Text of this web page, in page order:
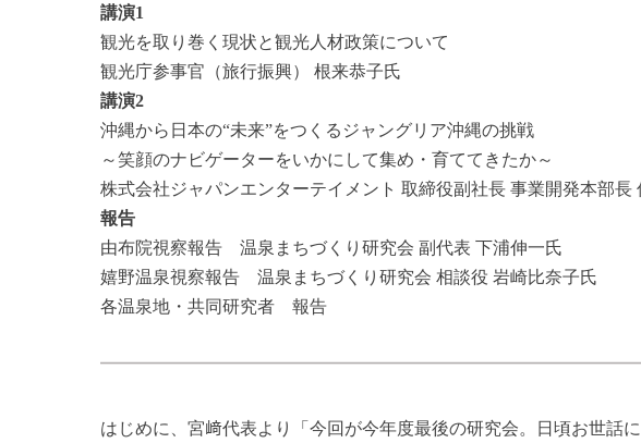
講演1
観光を取り巻く現状と観光人材政策について
観光庁参事官（旅行振興） 根来恭子氏
講演2
沖縄から日本の“未来”をつくるジャングリア沖縄の挑戦
～笑顔のナビゲーターをいかにして集め・育ててきたか～
株式会社ジャパンエンターテイメント 取締役副社長 事業開発本部長
報告
由布院視察報告 温泉まちづくり研究会 副代表 下浦伸一氏
嬉野温泉視察報告 温泉まちづくり研究会 相談役 岩崎比奈子氏
各温泉地・共同研究者 報告
はじめに、宮﨑代表より「今回が今年度最後の研究会。日頃お世話